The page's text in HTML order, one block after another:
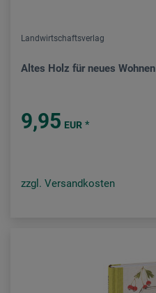
Landwirtschaftsverlag
Altes Holz für neues Wohnen
9,95 EUR *
zzgl. Versandkosten